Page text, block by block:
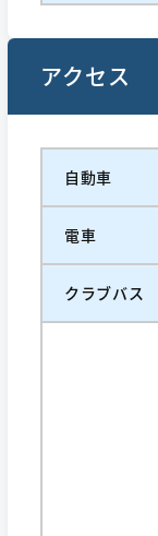
アクセス
自動車
電車
クラブバス